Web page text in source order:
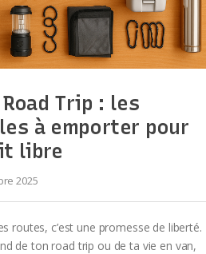
Trip : les
à emporter pour
libre
2025
routes, c’est une promesse de liberté.
de ton road trip ou de ta vie en van,